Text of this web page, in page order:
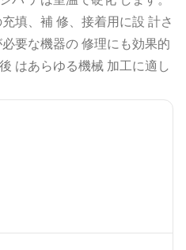
填、補 修、接着用に設 計さ
要な機器の 修理にも効果的
はあらゆる機械 加工に適し